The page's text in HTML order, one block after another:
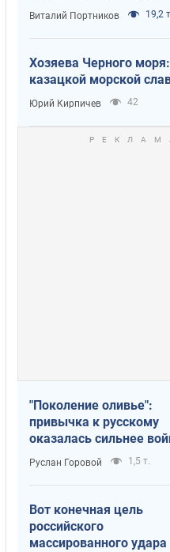
Виталий Портников 19,2
Хозяева Черного
казацкой морской
Юрий Кирпичев 42
"Поколение оливье":
привычка к русскому
оказалась сильнее
Руслан Горовой 1,5 т.
Вот конечная цель
российского
массированного удара